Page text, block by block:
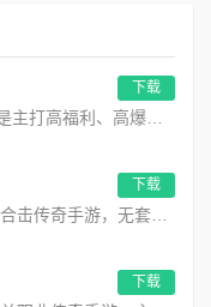
下载
下载
下载